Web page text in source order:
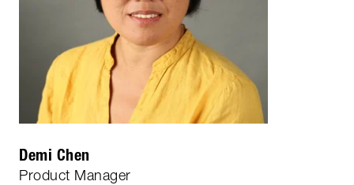
Demi Chen
Product Manager